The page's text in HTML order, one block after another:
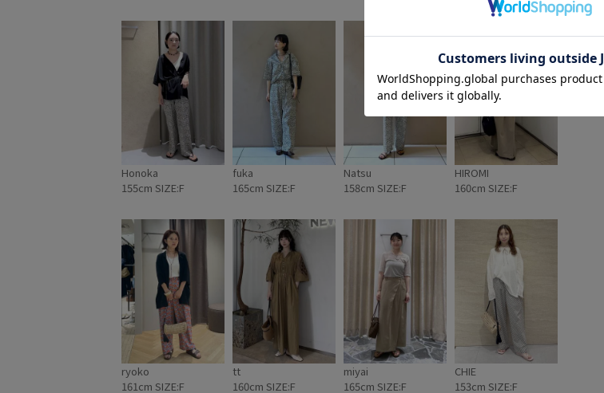
Honoka
155cm SIZE:F
fuka
165cm SIZE:F
Natsu
158cm SIZE:F
HIROMI
160cm SIZE:F
ryoko
161cm SIZE:F
tt
160cm SIZE:F
miyai
165cm SIZE:F
CHIE
153cm SIZE:F